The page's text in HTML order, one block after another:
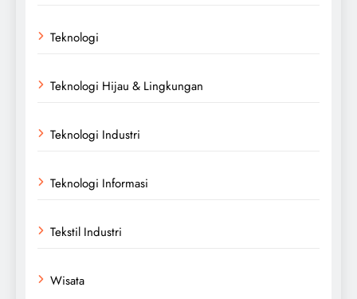
Teknologi
Teknologi Hijau & Lingkungan
Teknologi Industri
Teknologi Informasi
Tekstil Industri
Wisata